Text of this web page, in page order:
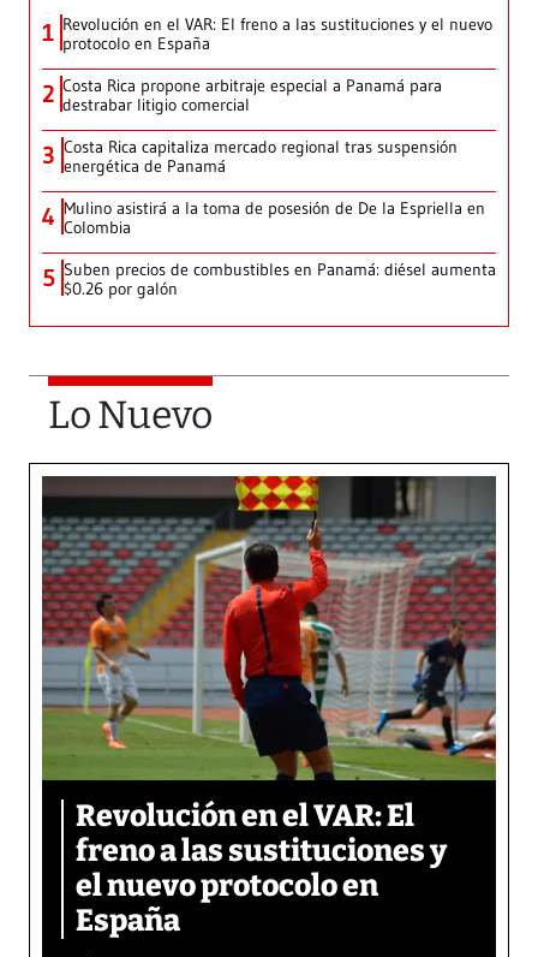
1 Revolución en el VAR: El freno a las sustituciones y el nuevo
protocolo en España
2 Costa Rica propone arbitraje especial a Panamá para
destrabar litigio comercial
3 Costa Rica capitaliza mercado regional tras suspensión
energética de Panamá
4 Mulino asistirá a la toma de posesión de De la Espriella en
Colombia
5 Suben precios de combustibles en Panamá: diésel aumenta
$0.26 por galón
Lo Nuevo
Revolución en el VAR: El
freno a las sustituciones y
el nuevo protocolo en
España